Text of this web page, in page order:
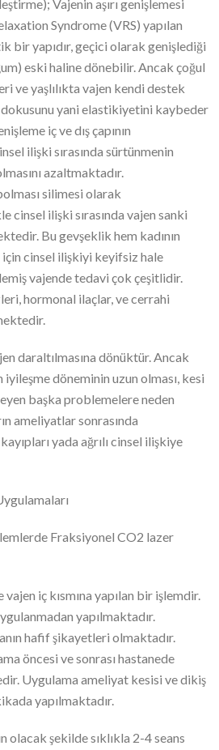
Vajenin aşırı genişlemesi
Syndrome (VRS) yapılan
bir yapıdır, geçici olarak genişlediği
eski haline dönebilir. Ancak çoğul
ve yaşlılıkta vajen kendi destek
dokusunu yani elastikiyetini kaybeder
iç ve dış çapının
ilişki sırasında sürtünmenin
azaltmaktadır.
silimesi olarak
cinsel ilişki sırasında vajen sanki
Bu gevşeklik hem kadının
cinsel ilişkiyi keyifsiz hale
vajende tedavi çok çeşitlidir.
hormonal ilaçlar, ve cerrahi
daraltılmasına dönüktür. Ancak
iyileşme döneminin uzun olması, kesi
başka problemelere neden
ameliyatlar sonrasında
yada ağrılı cinsel ilişkiye
Fraksiyonel CO2 lazer
iç kısmına yapılan bir işlemdir.
yapılmaktadır.
hafif şikayetleri olmaktadır.
öncesi ve sonrası hastanede
Uygulama ameliyat kesisi ve dikiş
yapılmaktadır.
olacak şekilde sıklıkla 2-4 seans